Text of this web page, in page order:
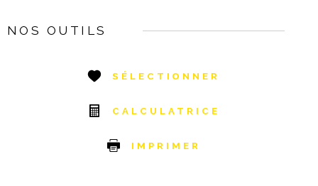
NOS OUTILS
SÉLECTIONNER
CALCULATRICE
IMPRIMER